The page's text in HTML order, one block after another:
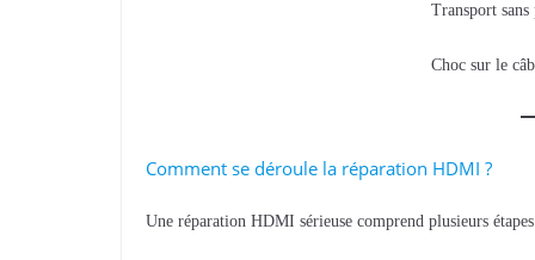
Transport
Choc sur le
Comment se déroule la réparation HDMI ?
Une réparation HDMI sérieuse comprend plusieurs